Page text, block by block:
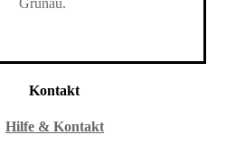
Grünau.
Kontakt
Hilfe & Kontakt